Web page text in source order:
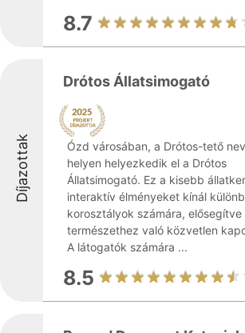
8.7
Díjazottak
Drótos Állatsimogató
Ózd városában, a Drótos-tető
helyen helyezkedik el a Drótos
Állatsimogató. Ez a kisebb
interaktív élményeket kínál
korosztályok számára, elősegítve
természethez való közvetlen
A látogatók számára ...
8.5